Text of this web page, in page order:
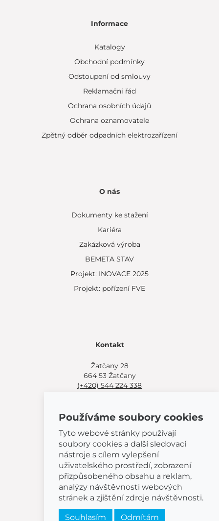
Informace
Katalogy
Obchodní podmínky
Odstoupení od smlouvy
Reklamační řád
Ochrana osobních údajů
Ochrana oznamovatele
Zpětný odběr odpadních elektrozařízení
O nás
Dokumenty ke stažení
Kariéra
Zakázková výroba
BEMETA STAV
Projekt: INOVACE 2025
Projekt: pořízení FVE
Kontakt
Žatčany 28
664 53 Žatčany
(+420) 544 224 338
Další možnosti nákupu:
Najděte si prodejce poblíž.
Nebo volejte(+420) 544 224 338.
© 2026 BEMETA
Používáme soubory cookies
Tyto webové stránky používají
soubory cookies a další sledovací
nástroje s cílem vylepšení
uživatelského prostředí, zobrazení
přizpůsobeného obsahu a reklam,
analýzy návštěvnosti webových
stránek a zjištění zdroje návštěvnosti.
Souhlasím Odmítám